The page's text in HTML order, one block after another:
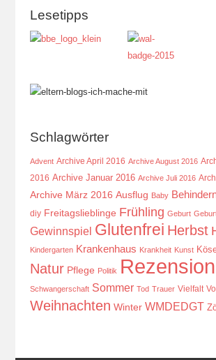
Lesetipps
Schlagwörter
Advent Archive April 2016 Archive August 2016
2016 Archive Januar 2016 Archive Juli 2016
Archive März 2016 Ausflug Baby
diy Freitagslieblinge Frühling Geburt
Gewinnspiel Glutenfrei Herbst
Kindergarten Krankenhaus Krankheit Kunst
Natur Pflege Politik Rezension
Schwangerschaft Sommer Tod Trauer Vielfalt
Weihnachten Winter WMDEDGT